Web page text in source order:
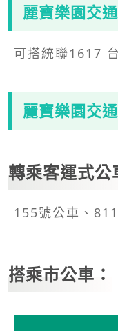
麗寶樂園交
可搭統聯1617
麗寶樂園交
轉乘客運式公
155號公車、
搭乘市公車：